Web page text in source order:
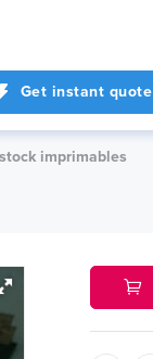
Get instant quote
imprimables